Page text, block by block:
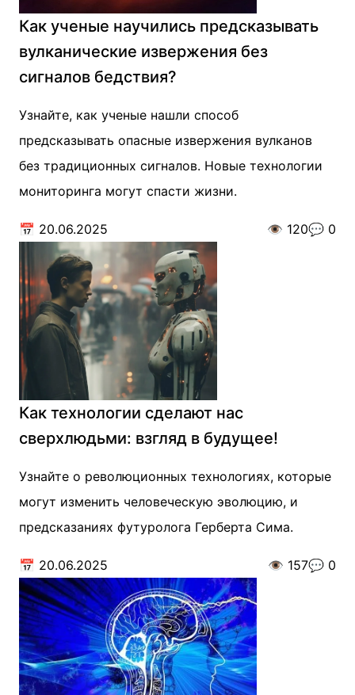
Как ученые научились предсказывать
вулканические извержения без
сигналов бедствия?
Узнайте, как ученые нашли способ
предсказывать опасные извержения вулканов
без традиционных сигналов. Новые технологии
мониторинга могут спасти жизни.
📅 20.06.2025 👁️ 120💬 0
Как технологии сделают нас
сверхлюдьми: взгляд в будущее!
Узнайте о революционных технологиях, которые
могут изменить человеческую эволюцию, и
предсказаниях футуролога Герберта Сима.
📅 20.06.2025 👁️ 157💬 0